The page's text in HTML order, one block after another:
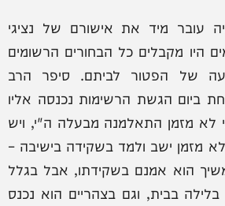
עובר מיד את אישורם של נציגי
היו מקבלים כל הבחורים הרשומים
של הפטור לביתם. סיפר הרב
ביום הגשת הרשימות נכנסה אליו
לא מזמן התאלמנה מבעלה ה"י, ויש
מזמן ישב ולמד בשקידה בישיבה –
הוא אמנם בשקידתו, אבל בגלל
בבית, וגם בצהריים הוא נכנס